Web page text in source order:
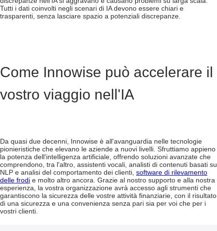
Tutti i dati coinvolti negli scenari di IA devono essere chiari e
trasparenti, senza lasciare spazio a potenziali discrepanze.
Come Innowise può accelerare il
vostro viaggio nell'IA
Da quasi due decenni, Innowise è all'avanguardia nelle tecnologie
pionieristiche che elevano le aziende a nuovi livelli. Sfruttiamo appieno
la potenza dell'intelligenza artificiale, offrendo soluzioni avanzate che
comprendono, tra l'altro, assistenti vocali, analisti di contenuti basati su
NLP e analisi del comportamento dei clienti, software di rilevamento
delle frodi e molto altro ancora. Grazie al nostro supporto e alla nostra
esperienza, la vostra organizzazione avrà accesso agli strumenti che
garantiscono la sicurezza delle vostre attività finanziarie, con il risultato
di una sicurezza e una convenienza senza pari sia per voi che per i
vostri clienti.